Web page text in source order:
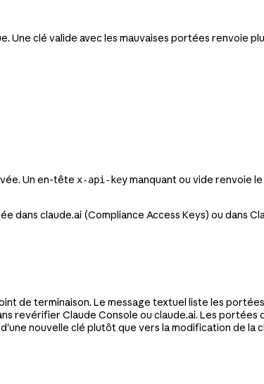
Une clé valide avec les mauvaises portées renvoie
Un en-tête x-api-keymanquant ou vide renvoie
dans claude.ai (Compliance Access Keys) ou dans
de terminaison. Le message textuel liste les
revérifier Claude Console ou claude.ai. Les
nouvelle clé plutôt que vers la modification de la